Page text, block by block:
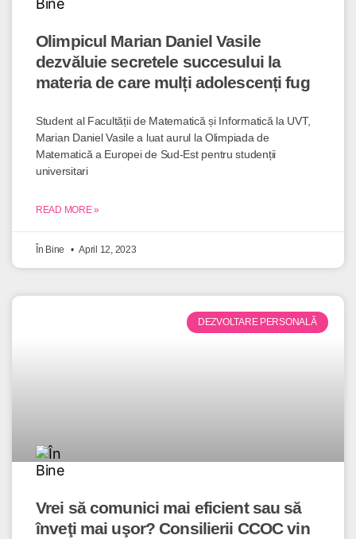
Olimpicul Marian Daniel Vasile
dezvăluie secretele succesului la
materia de care mulți adolescenți fug
Student al Facultății de Matematică și Informatică la UVT,
Marian Daniel Vasile a luat aurul la Olimpiada de
Matematică a Europei de Sud-Est pentru studenții
universitari
READ MORE »
În Bine April 12, 2023
DEZVOLTARE PERSONALĂ
Vrei să comunici mai eficient sau să
înveţi mai uşor? Consilierii CCOC vin